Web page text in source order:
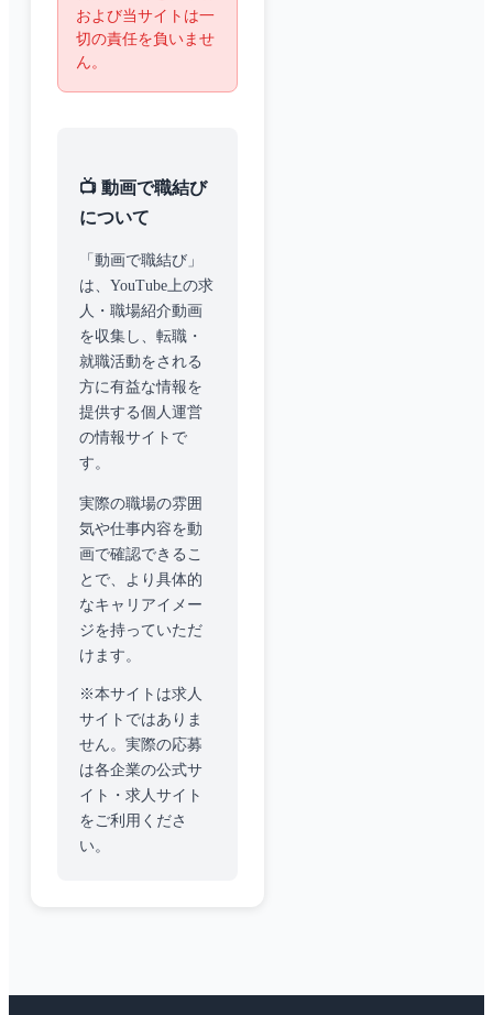
および当サイトは一
切の責任を負いませ
ん。
📺 動画で職結び
について
「動画で職結び」
は、YouTube上の求
人・職場紹介動画
を収集し、転職・
就職活動をされる
方に有益な情報を
提供する個人運営
の情報サイトで
す。
実際の職場の雰囲
気や仕事内容を動
画で確認できるこ
とで、より具体的
なキャリアイメー
ジを持っていただ
けます。
※本サイトは求人
サイトではありま
せん。実際の応募
は各企業の公式サ
イト・求人サイト
をご利用くださ
い。